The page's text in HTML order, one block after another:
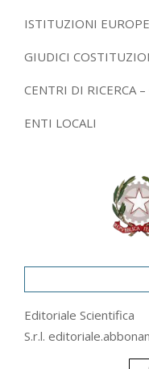
ISTITUZIONI
GIUDICI
CENTRI DI RICERCA
ENTI LOCALI
Editoriale Scientifica
S.r.l.